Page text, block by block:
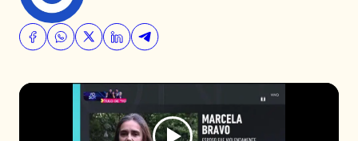
Programas